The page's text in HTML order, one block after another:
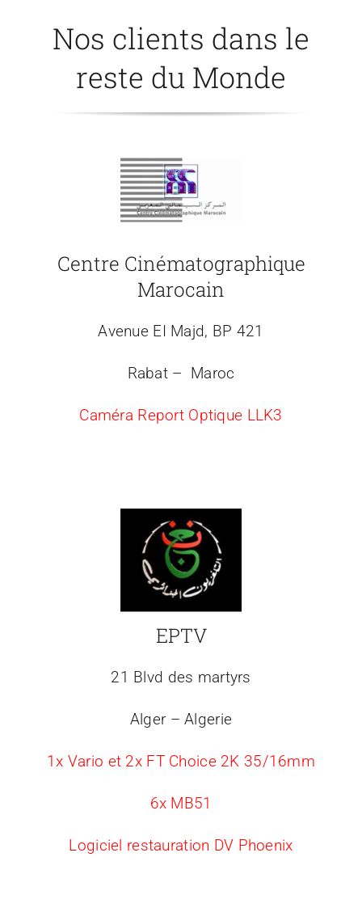
Contact
Nos clients dans le
reste du Monde
Centre Cinématographique
Marocain
Avenue EI Majd, BP 421
Rabat – Maroc
Caméra Report Optique LLK3
EPTV
21 Blvd des martyrs
Alger – Algerie
1x Vario et 2x FT Choice 2K 35/16mm
6x MB51
Logiciel restauration DV Phoenix